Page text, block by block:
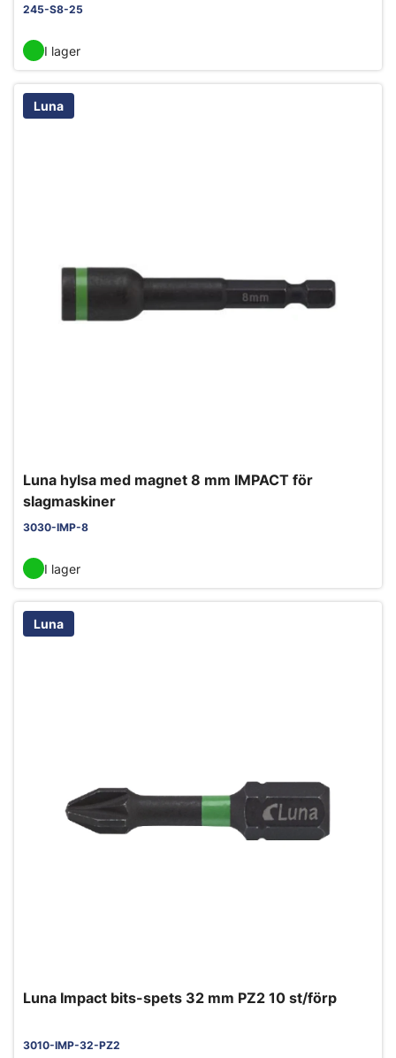
245-S8-25
I lager
Luna
Luna hylsa med magnet 8 mm IMPACT för
slagmaskiner
3030-IMP-8
I lager
Luna
Luna Impact bits-spets 32 mm PZ2 10 st/förp
3010-IMP-32-PZ2